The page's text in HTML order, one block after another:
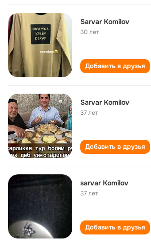
Sarvar Komilov
30 лет
Добавить в друзья
Sarvar Komilov
37 лет
Добавить в друзья
sarvar Komilov
37 лет
Добавить в друзья